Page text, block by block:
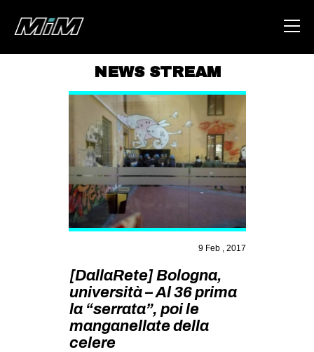
ABOUT
AREA
DEGENERAZIONE
GAZA FREESTYLE
CSOA LAMBRETTA
STUDENTI TSUNAMI
ZAM
MILANO
NEWS STREAM
9 Feb , 2017
[DallaRete] Bologna,
università – Al 36 prima
la “serrata”, poi le
manganellate della
celere